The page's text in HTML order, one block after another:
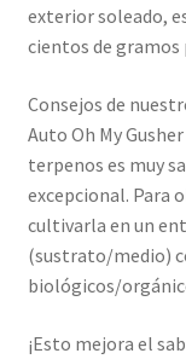
exterior soleado,
cientos de
Consejos de
Auto Oh My
terpenos es muy
excepcional. Para
cultivarla en un
(sustrato/medio)
biológicos/
¡Esto mejora el